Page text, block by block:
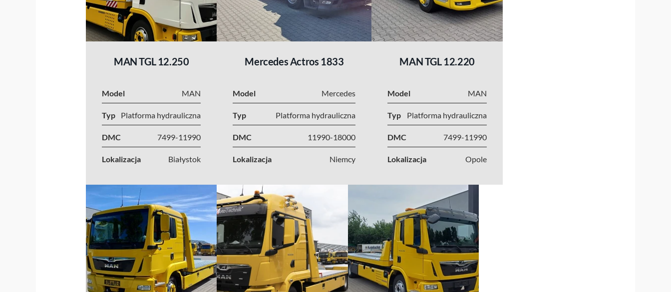
MAN TGL 12.250
Model MAN
Typ Platforma hydrauliczna
DMC 7499-11990
Lokalizacja Białystok
Mercedes Actros 1833
Model Mercedes
Typ Platforma hydrauliczna
DMC 11990-18000
Lokalizacja Niemcy
MAN TGL 12.220
Model MAN
Typ Platforma hydrauliczna
DMC 7499-11990
Lokalizacja Opole